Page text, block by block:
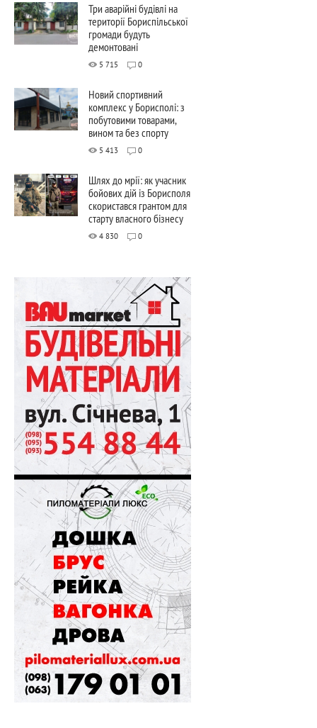
Три аварійні будівлі на
території Бориспільської
громади будуть
демонтовані
5 715 0
Новий спортивний
комплекс у Борисполі: з
побутовими товарами,
вином та без спорту
5 413 0
Шлях до мрії: як учасник
бойових дій із Борисполя
скористався грантом для
старту власного бізнесу
4 830 0